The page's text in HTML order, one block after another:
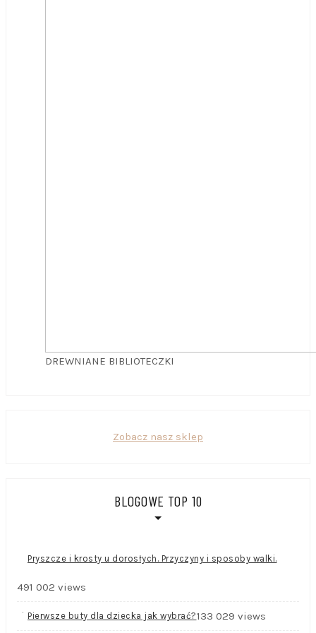
DREWNIANE BIBLIOTECZKI
Zobacz nasz sklep
BLOGOWE TOP 10
Pryszcze i krosty u dorosłych. Przyczyny i sposoby walki.
491 002 views
Pierwsze buty dla dziecka jak wybrać?133 029 views